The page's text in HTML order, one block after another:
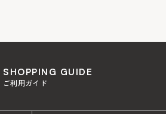
SHOPPING GUIDE
ご利用ガイド